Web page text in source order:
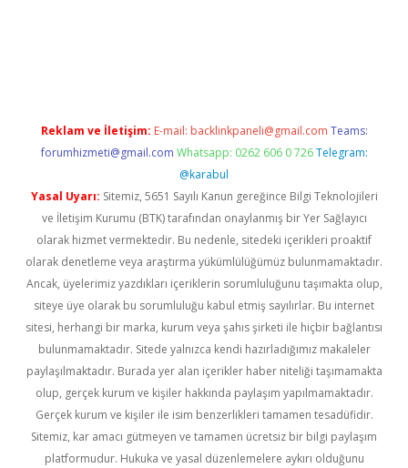
Reklam ve İletişim: E-mail: backlinkpaneli@gmail.com Teams:
forumhizmeti@gmail.com Whatsapp: 0262 606 0 726 Telegram:
@karabul
Yasal Uyarı: Sitemiz, 5651 Sayılı Kanun gereğince Bilgi Teknolojileri
ve İletişim Kurumu (BTK) tarafından onaylanmış bir Yer Sağlayıcı
olarak hizmet vermektedir. Bu nedenle, sitedeki içerikleri proaktif
olarak denetleme veya araştırma yükümlülüğümüz bulunmamaktadır.
Ancak, üyelerimiz yazdıkları içeriklerin sorumluluğunu taşımakta olup,
siteye üye olarak bu sorumluluğu kabul etmiş sayılırlar. Bu internet
sitesi, herhangi bir marka, kurum veya şahıs şirketi ile hiçbir bağlantısı
bulunmamaktadır. Sitede yalnızca kendi hazırladığımız makaleler
paylaşılmaktadır. Burada yer alan içerikler haber niteliği taşımamakta
olup, gerçek kurum ve kişiler hakkında paylaşım yapılmamaktadır.
Gerçek kurum ve kişiler ile isim benzerlikleri tamamen tesadüfidir.
Sitemiz, kar amacı gütmeyen ve tamamen ücretsiz bir bilgi paylaşım
platformudur. Hukuka ve yasal düzenlemelere aykırı olduğunu